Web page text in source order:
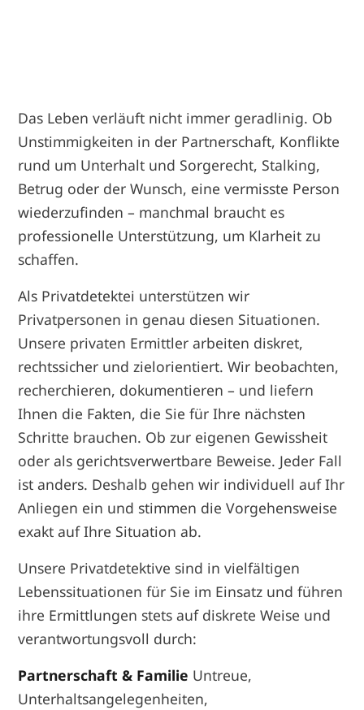
Das Leben verläuft nicht immer geradlinig. Ob
Unstimmigkeiten in der Partnerschaft, Konflikte
rund um Unterhalt und Sorgerecht, Stalking,
Betrug oder der Wunsch, eine vermisste Person
wiederzufinden – manchmal braucht es
professionelle Unterstützung, um Klarheit zu
schaffen.
Als Privatdetektei unterstützen wir
Privatpersonen in genau diesen Situationen.
Unsere privaten Ermittler arbeiten diskret,
rechtssicher und zielorientiert. Wir beobachten,
recherchieren, dokumentieren – und liefern
Ihnen die Fakten, die Sie für Ihre nächsten
Schritte brauchen. Ob zur eigenen Gewissheit
oder als gerichtsverwertbare Beweise. Jeder Fall
ist anders. Deshalb gehen wir individuell auf Ihr
Anliegen ein und stimmen die Vorgehensweise
exakt auf Ihre Situation ab.
Unsere Privatdetektive sind in vielfältigen
Lebenssituationen für Sie im Einsatz und führen
ihre Ermittlungen stets auf diskrete Weise und
verantwortungsvoll durch:
Partnerschaft & Familie Untreue,
Unterhaltsangelegenheiten,